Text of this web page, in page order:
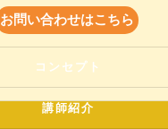
お問い合わせはこちら
コンセプト
講師紹介